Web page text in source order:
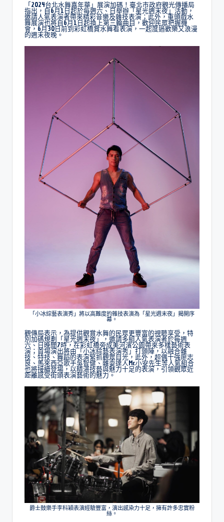
「2024台北水舞嘉年華」展演加碼！臺北市政府觀光傳播局
指出，自6月1日起於每週六、日舉辦「星光週末夜」活動，
邀請人氣表演者帶來精彩音樂及雜技表演；此外，重頭戲水
舞展演也將自6月1日起換上第三輪曲目，歡迎民眾把握機
會，6月30日前到彩虹橋賞水舞看表演，一起度過歡樂又浪漫
的週末夜晚。
「小冰綜藝表演秀」將以高難度的雜技表演為「星光週末夜」揭開序
幕。
觀傳局表示，為提供觀賞水舞的民眾更豐富的視聽享受，特
別加碼規劃「星光週末夜」，邀請多組人氣表演者於每週
六、日晚間7時，在彩虹橋旁成美河濱公園帶來多樣藝術表
演；首場演出將由「小冰綜藝表演秀」打頭陣，以融合雜
技、特技、舞蹈的表演緊抓觀眾目光，此外，超偶十強廖志
良、馬來西亞歌手吳智健、雜耍達人Mr.小安先生等人氣組合
也將接續登場，以精湛技藝與魅力十足的表演，引領觀眾近
距離感受街頭表演藝術的魅力。
爵士鼓樂手李科穎表演經驗豐富，演出感染力十足，擁有許多忠實粉
絲。